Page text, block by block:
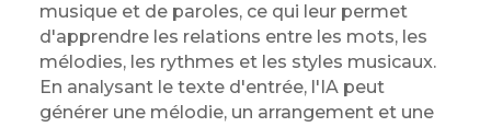
musique et de paroles, ce qui leur permet
d'apprendre les relations entre les mots, les
mélodies, les rythmes et les styles musicaux.
En analysant le texte d'entrée, l'IA peut
générer une mélodie, un arrangement et une